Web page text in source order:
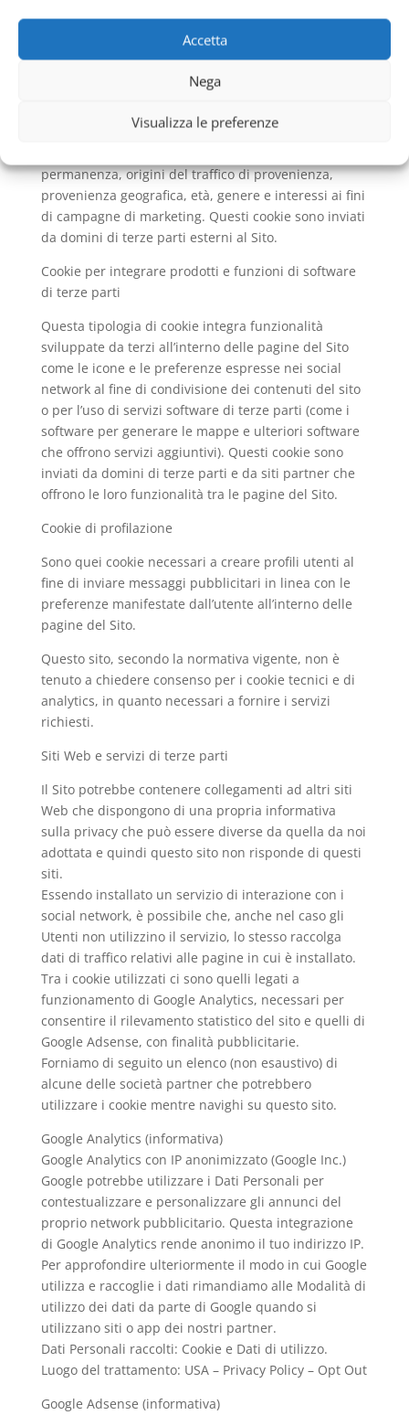
Accetta
Nega
Visualizza le preferenze
attinenti ai desideri dell’utenza. I cookie analitici
sono inviati dal Sito Stesso o da domini di terze parti.
Cookie di analisi di servizi di terze parti
informazioni sull’uso del Sito da parte degli utenti in
permanenza, origini del traffico di provenienza,
provenienza geografica, età, genere e interessi ai fini
di campagne di marketing. Questi cookie sono inviati
da domini di terze parti esterni al Sito.
Cookie per integrare prodotti e funzioni di software
di terze parti
Questa tipologia di cookie integra funzionalità
sviluppate da terzi all’interno delle pagine del Sito
come le icone e le preferenze espresse nei social
network al fine di condivisione dei contenuti del sito
o per l’uso di servizi software di terze parti (come i
software per generare le mappe e ulteriori software
che offrono servizi aggiuntivi). Questi cookie sono
inviati da domini di terze parti e da siti partner che
offrono le loro funzionalità tra le pagine del Sito.
Cookie di profilazione
Sono quei cookie necessari a creare profili utenti al
fine di inviare messaggi pubblicitari in linea con le
preferenze manifestate dall’utente all’interno delle
pagine del Sito.
Questo sito, secondo la normativa vigente, non è
tenuto a chiedere consenso per i cookie tecnici e di
analytics, in quanto necessari a fornire i servizi
richiesti.
Siti Web e servizi di terze parti
Il Sito potrebbe contenere collegamenti ad altri siti
Web che dispongono di una propria informativa
sulla privacy che può essere diverse da quella da noi
adottata e quindi questo sito non risponde di questi
siti.
Essendo installato un servizio di interazione con i
social network, è possibile che, anche nel caso gli
Utenti non utilizzino il servizio, lo stesso raccolga
dati di traffico relativi alle pagine in cui è installato.
Tra i cookie utilizzati ci sono quelli legati a
funzionamento di Google Analytics, necessari per
consentire il rilevamento statistico del sito e quelli di
Google Adsense, con finalità pubblicitarie.
Forniamo di seguito un elenco (non esaustivo) di
alcune delle società partner che potrebbero
utilizzare i cookie mentre navighi su questo sito.
Google Analytics (informativa)
Google Analytics con IP anonimizzato (Google Inc.)
Google potrebbe utilizzare i Dati Personali per
contestualizzare e personalizzare gli annunci del
proprio network pubblicitario. Questa integrazione
di Google Analytics rende anonimo il tuo indirizzo IP.
Per approfondire ulteriormente il modo in cui Google
utilizza e raccoglie i dati rimandiamo alle Modalità di
utilizzo dei dati da parte di Google quando si
utilizzano siti o app dei nostri partner.
Dati Personali raccolti: Cookie e Dati di utilizzo.
Luogo del trattamento: USA – Privacy Policy – Opt Out
Google Adsense (informativa)